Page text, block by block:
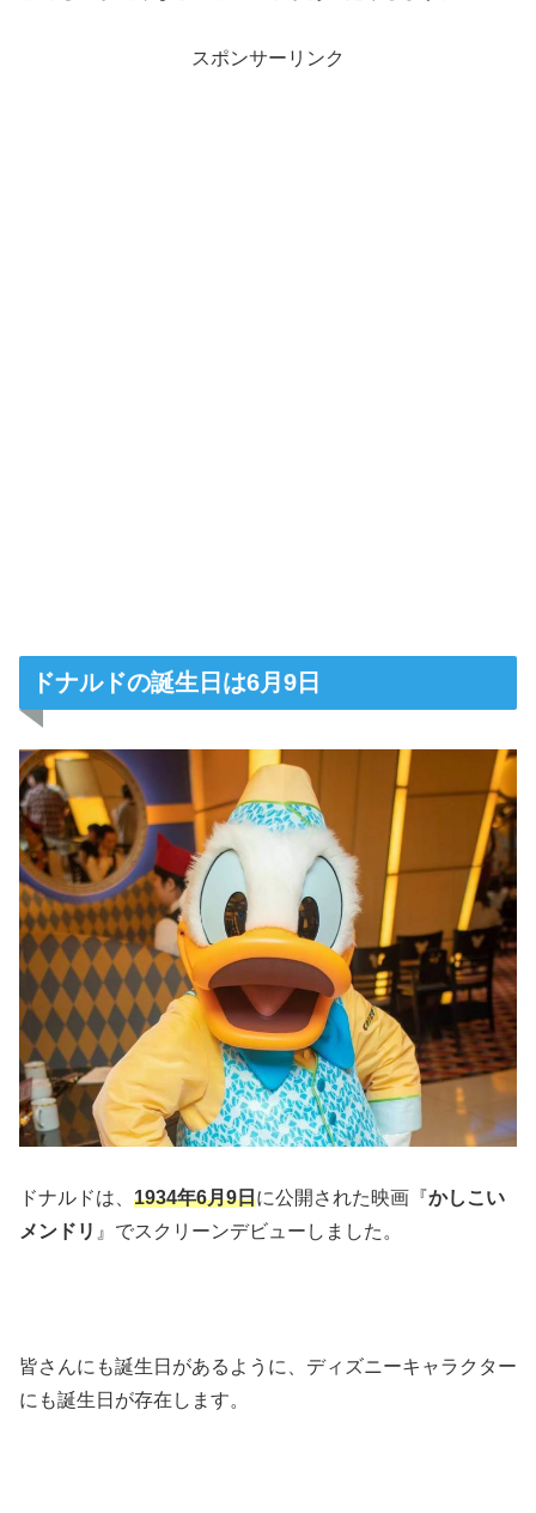
スポンサーリンク
ドナルドの誕生日は6月9日
ドナルドは、 1934年6月9日に公開された映画『かしこい
メンドリ 』でスクリーンデビューしました。
皆さんにも誕生日があるように、ディズニーキャラクター
にも誕生日が存在します。